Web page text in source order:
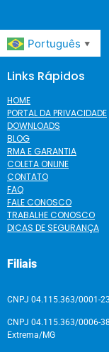
Português ▼
Links Rápidos
HOME
PORTAL DA PRIVACIDADE
DOWNLOADS
BLOG
RMA E GARANTIA
COLETA ONLINE
CONTATO
FAQ
FALE CONOSCO
TRABALHE CONOSCO
DICAS DE SEGURANÇA
Filiais
CNPJ 04.115.363/0001-
CNPJ 04.115.363/0006-
Extrema/MG